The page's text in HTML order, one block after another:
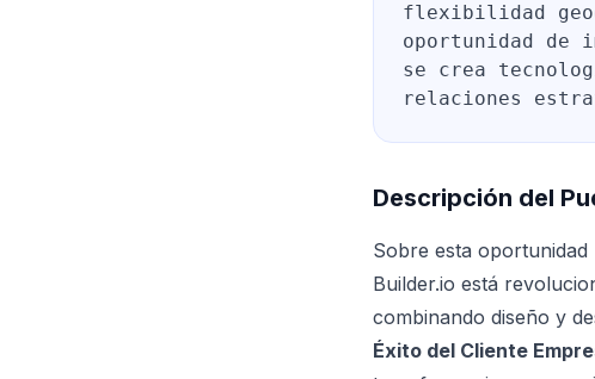
flexibilidad
oportunidad de
se crea
relaciones
Descripción del
Sobre esta oportunidad
Builder.io está
combinando diseño y
Éxito del Cliente